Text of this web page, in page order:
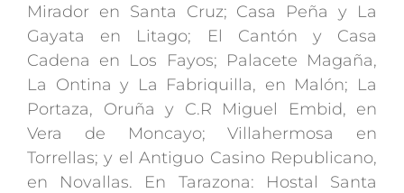
Mirador en Santa Cruz; Casa Peña y La
Gayata en Litago; El Cantón y Casa
Cadena en Los Fayos; Palacete Magaña,
La Ontina y La Fabriquilla, en Malón; La
Portaza, Oruña y C.R Miguel Embid, en
Vera de Moncayo; Villahermosa en
Torrellas; y el Antiguo Casino Republicano,
en Novallas. En Tarazona: Hostal Santa